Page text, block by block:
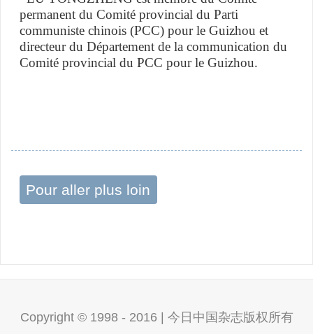
permanent du Comité provincial du Parti
communiste chinois (PCC) pour le Guizhou et
directeur du Département de la communication du
Comité provincial du PCC pour le Guizhou.
Pour aller plus loin
Copyright © 1998 - 2016 | 今日中国杂志版权所有